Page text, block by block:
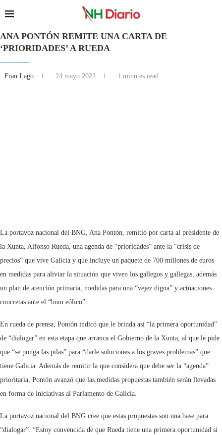
ANA PONTÓN REMITE UNA CARTA DE
‘PRIORIDADES’ A RUEDA
Fran Lago 24 mayo 2022 1 minutes read
La portavoz nacional del BNG, Ana Pontón, remitió por carta al presidente de
la Xunta, Alfonso Rueda, una agenda de “prioridades” ante la “crisis de
precios” que vive Galicia y que incluye un paquete de 700 millones de euros
en medidas para aliviar la situación que viven los gallegos y gallegas, además
un plan de atención primaria, medidas para una “vejez digna” y actuaciones
concretas ante el “bum eólico”.
En rueda de prensa, Pontón indicó que le brinda así “la primera oportunidad”
de “dialogar” en esta etapa que arranca el Gobierno de la Xunta, al que le pide
que “se ponga las pilas” para “darle soluciones a los graves problemas” que
tiene Galicia. Además de remitir la que considera que debe ser la “agenda”
prioritaria, Pontón avanzó que las medidas propuestas también serán llevadas
en forma de iniciativas al Parlamento de Galicia.
La portavoz nacional del BNG cree que estas propuestas son una base para
“dialogar”. “Estoy convencida de que Rueda tiene una primera oportunidad si